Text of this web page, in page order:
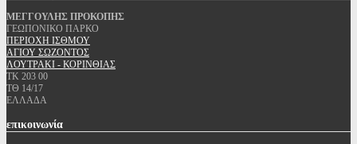
ΜΕΓΓΟΥΛΗΣ ΠΡΟΚΟΠΗΣ
ΓΕΩΠΟΝΙΚΟ ΠΑΡΚΟ
ΠΕΡΙΟΧΗ ΙΣΘΜΟΥ
ΑΓΙΟΥ ΣΩΖΟΝΤΟΣ
ΛΟΥΤΡΑΚΙ - ΚΟΡΙΝΘΙΑΣ
ΤΚ 203 00
ΤΘ 14/17
ΕΛΛΑΔΑ
επικοινωνία